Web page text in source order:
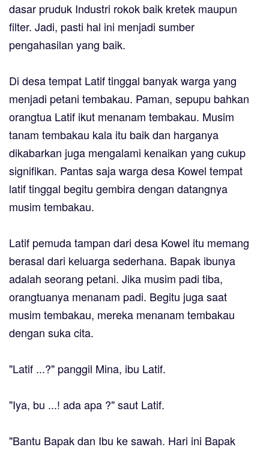
dasar pruduk Industri rokok baik kretek maupun
filter. Jadi, pasti hal ini menjadi sumber
pengahasilan yang baik.
Di desa tempat Latif tinggal banyak warga yang
menjadi petani tembakau. Paman, sepupu bahkan
orangtua Latif ikut menanam tembakau. Musim
tanam tembakau kala itu baik dan harganya
dikabarkan juga mengalami kenaikan yang cukup
signifikan. Pantas saja warga desa Kowel tempat
latif tinggal begitu gembira dengan datangnya
musim tembakau.
Latif pemuda tampan dari desa Kowel itu memang
berasal dari keluarga sederhana. Bapak ibunya
adalah seorang petani. Jika musim padi tiba,
orangtuanya menanam padi. Begitu juga saat
musim tembakau, mereka menanam tembakau
dengan suka cita.
"Latif ...?" panggil Mina, ibu Latif.
"Iya, bu ...! ada apa ?" saut Latif.
"Bantu Bapak dan Ibu ke sawah. Hari ini Bapak